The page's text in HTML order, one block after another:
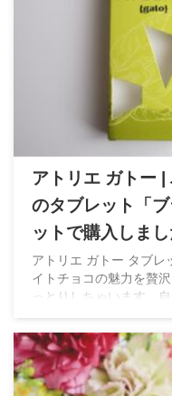
アトリエ ガトー
のタブレット「
ットで購入しま
アトリエ ガトー タブレ
イトチョコの魅力を贅
っとりしちゃいます。